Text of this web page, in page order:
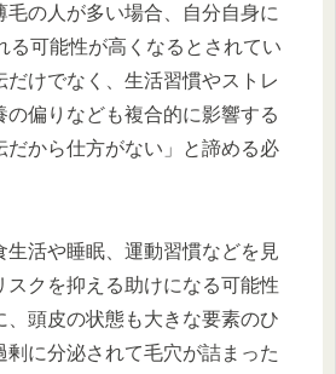
毛の人が多い場合、自分自身に
る可能性が高くなるとされてい
だけでなく、生活習慣やストレ
の偏りなども複合的に影響する
だから仕方がない」と諦める必
生活や睡眠、運動習慣などを見
スクを抑える助けになる可能性
、頭皮の状態も大きな要素のひ
剰に分泌されて毛穴が詰まった